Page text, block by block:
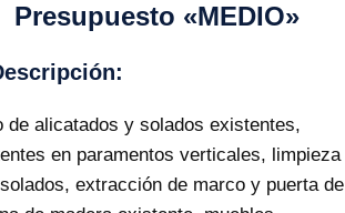
Presupuesto «MEDIO»
de alicatados y solados existentes,
en paramentos verticales, limpieza
extracción de marco y puerta de